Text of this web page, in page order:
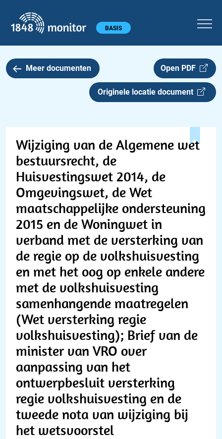
Hoofdmenu BASIS
Meer documenten Open PDF
Originele locatie document
Wijziging van de Algemene wet
bestuursrecht, de
Huisvestingswet 2014, de
Omgevingswet, de Wet
maatschappelijke ondersteuning
2015 en de Woningwet in
verband met de versterking van
de regie op de volkshuisvesting
en met het oog op enkele andere
met de volkshuisvesting
samenhangende maatregelen
(Wet versterking regie
volkshuisvesting); Brief van de
minister van VRO over
aanpassing van het
ontwerpbesluit versterking
regie volkshuisvesting en de
tweede nota van wijziging bij
het wetsvoorstel